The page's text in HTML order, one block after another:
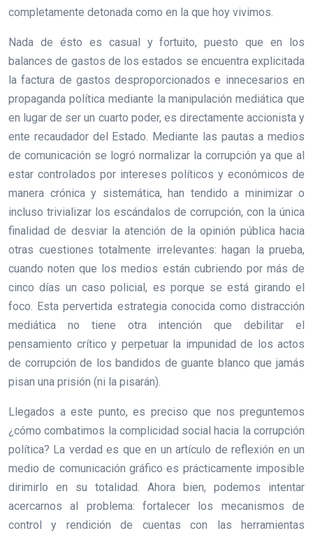
completamente detonada como en la que hoy vivimos.
Nada de ésto es casual y fortuito, puesto que en los
balances de gastos de los estados se encuentra explicitada
la factura de gastos desproporcionados e innecesarios en
propaganda política mediante la manipulación mediática que
en lugar de ser un cuarto poder, es directamente accionista y
ente recaudador del Estado. Mediante las pautas a medios
de comunicación se logró normalizar la corrupción ya que al
estar controlados por intereses políticos y económicos de
manera crónica y sistemática, han tendido a minimizar o
incluso trivializar los escándalos de corrupción, con la única
finalidad de desviar la atención de la opinión pública hacia
otras cuestiones totalmente irrelevantes: hagan la prueba,
cuando noten que los medios están cubriendo por más de
cinco días un caso policial, es porque se está girando el
foco. Esta pervertida estrategia conocida como distracción
mediática no tiene otra intención que debilitar el
pensamiento crítico y perpetuar la impunidad de los actos
de corrupción de los bandidos de guante blanco que jamás
pisan una prisión (ni la pisarán).
Llegados a este punto, es preciso que nos preguntemos
¿cómo combatimos la complicidad social hacia la corrupción
política? La verdad es que en un artículo de reflexión en un
medio de comunicación gráfico es prácticamente imposible
dirimirlo en su totalidad. Ahora bien, podemos intentar
acercarnos al problema: fortalecer los mecanismos de
control y rendición de cuentas con las herramientas